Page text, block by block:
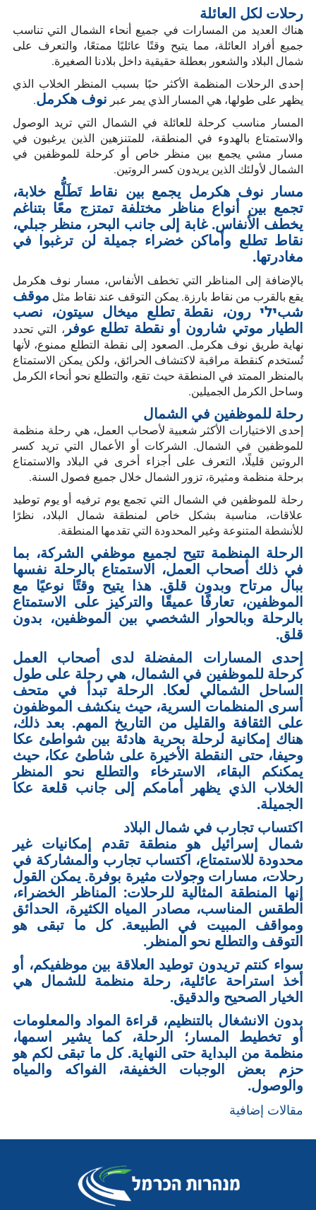
رحلات لكل العائلة
هناك العديد من المسارات في جميع أنحاء الشمال التي تناسب
جميع أفراد العائلة، مما يتيح وقتًا عائليًا ممتعًا، والتعرف على
شمال البلاد والشعور بعطلة حقيقية داخل بلادنا الصغيرة.
إحدى الرحلات المنظمة الأكثر حبًا بسبب المنظر الخلاب الذي
يظهر على طولها، هي المسار الذي يمر عبر نوف هكرمل.
المسار مناسب كرحلة للعائلة في الشمال التي تريد الوصول
والاستمتاع بالهدوء في المنطقة، للمتنزهين الذين يرغبون في
مسار مشي يجمع بين منظر خاص أو كرحلة للموظفين في
الشمال لأولئك الذين يريدون كسر الروتين.
مسار نوف هكرمل يجمع بين نقاط تَطَلُّع خلابة،
تجمع بين أنواع مناظر مختلفة تمتزج معًا بتناغم
يخطف الأنفاس. غابة إلى جانب البحر، منظر جبلي،
نقاط تطلع وأماكن خضراء جميلة لن ترغبوا في
مغادرتها.
بالإضافة إلى المناظر التي تخطف الأنفاس، مسار نوف هكرمل
يقع بالقرب من نقاط بارزة. يمكن التوقف عند نقاط مثل موقف
شبילי رون، نقطة تطلع ميخال سيتون، نصب
الطيار موتي شارون أو نقطة تطلع عوفر ، التي تحدد
نهاية طريق نوف هكرمل. الصعود إلى نقطة التطلع ممنوع، لأنها
تُستخدم كنقطة مراقبة لاكتشاف الحرائق، ولكن يمكن الاستمتاع
بالمنظر الممتد في المنطقة حيث تقع، والتطلع نحو أنحاء الكرمل
وساحل الكرمل الجميلين.
رحلة للموظفين في الشمال
إحدى الاختيارات الأكثر شعبية لأصحاب العمل، هي رحلة منظمة
للموظفين في الشمال. الشركات أو الأعمال التي تريد كسر
الروتين قليلًا، التعرف على أجزاء أخرى في البلاد والاستمتاع
برحلة منظمة ومثيرة، تزور الشمال خلال جميع فصول السنة.
رحلة للموظفين في الشمال التي تجمع يوم ترفيه أو يوم توطيد
علاقات، مناسبة بشكل خاص لمنطقة شمال البلاد، نظرًا
للأنشطة المتنوعة وغير المحدودة التي تقدمها المنطقة.
الرحلة المنظمة تتيح لجميع موظفي الشركة، بما
في ذلك أصحاب العمل، الاستمتاع بالرحلة نفسها
ببال مرتاح وبدون قلق. هذا يتيح وقتًا نوعيًا مع
الموظفين، تعارفًا عميقًا والتركيز على الاستمتاع
بالرحلة وبالحوار الشخصي بين الموظفين، بدون
قلق.
إحدى المسارات المفضلة لدى أصحاب العمل
كرحلة للموظفين في الشمال، هي رحلة على طول
الساحل الشمالي لعكا. الرحلة تبدأ في متحف
أسرى المنظمات السرية، حيث ينكشف الموظفون
على الثقافة والقليل من التاريخ المهم. بعد ذلك،
هناك إمكانية لرحلة بحرية هادئة بين شواطئ عكا
وحيفا، حتى النقطة الأخيرة على شاطئ عكا، حيث
يمكنكم البقاء، الاسترخاء والتطلع نحو المنظر
الخلاب الذي يظهر أمامكم إلى جانب قلعة عكا
الجميلة.
اكتساب تجارب في شمال البلاد
شمال إسرائيل هو منطقة تقدم إمكانيات غير
محدودة للاستمتاع، اكتساب تجارب والمشاركة في
رحلات، مسارات وجولات مثيرة بوفرة. يمكن القول
إنها المنطقة المثالية للرحلات: المناظر الخضراء،
الطقس المناسب، مصادر المياه الكثيرة، الحدائق
ومواقف المبيت في الطبيعة. كل ما تبقى هو
التوقف والتطلع نحو المنظر.
سواء كنتم تريدون توطيد العلاقة بين موظفيكم، أو
أخذ استراحة عائلية، رحلة منظمة للشمال هي
الخيار الصحيح والدقيق.
بدون الانشغال بالتنظيم، قراءة المواد والمعلومات
أو تخطيط المسار؛ الرحلة، كما يشير اسمها،
منظمة من البداية حتى النهاية. كل ما تبقى لكم هو
حزم بعض الوجبات الخفيفة، الفواكه والمياه
والوصول.
مقالات إضافية